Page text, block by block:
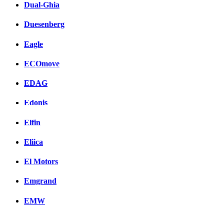
Dual-Ghia
Duesenberg
Eagle
ECOmove
EDAG
Edonis
Elfin
Eliica
El Motors
Emgrand
EMW